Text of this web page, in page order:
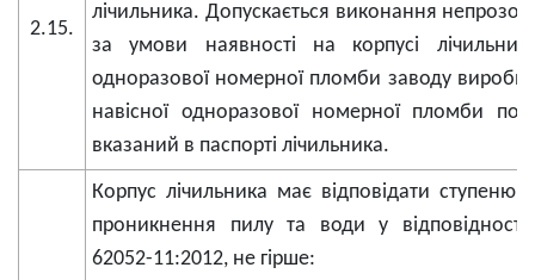
2.15.
лічильника. Допускається виконання
за умови наявності на корпусі
одноразової номерної пломби заводу
навісної одноразової номерної пломби
вказаний в паспорті лічильника.
Корпус лічильника має відповідати ступеню
проникнення пилу та води у
62052-11:2012, не гірше: